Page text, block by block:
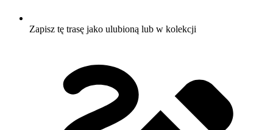
Zapisz tę trasę jako ulubioną lub w kolekcji